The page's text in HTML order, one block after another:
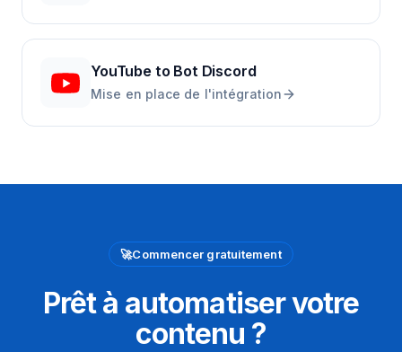
YouTubeto Bot Discord
Mise en place de l'intégration
🚀Commencer gratuitement
Prêt à automatiser votre
contenu ?